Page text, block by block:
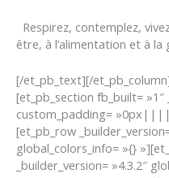
Respirez, contemplez,
être, à l’alimentation et à la
[/et_pb_text][/
[et_pb_section fb_built= »1″
custom_padding=
[et_pb_row
global_colors_info= »{}
_builder_version= »4.3.2″